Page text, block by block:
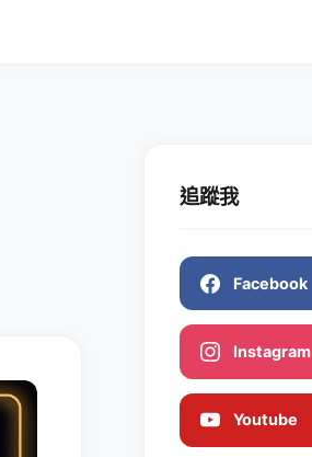
追蹤我
Facebook
Instagram
Youtube